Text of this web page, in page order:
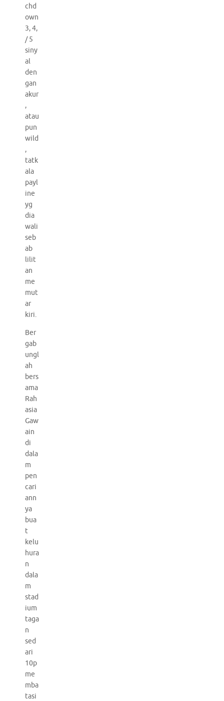
chd
own
3, 4,
/ 5
siny
al
den
gan
akur
,
atau
pun
wild
,
tatk
ala
payl
ine
yg
dia
wali
seb
ab
lilit
an
me
mut
ar
kiri.
Ber
gab
ungl
ah
bers
ama
Rah
asia
Gaw
ain
di
dala
m
pen
cari
ann
ya
bua
t
kelu
hura
n
dala
m
stad
ium
taga
n
sed
ari
10p
me
mba
tasi